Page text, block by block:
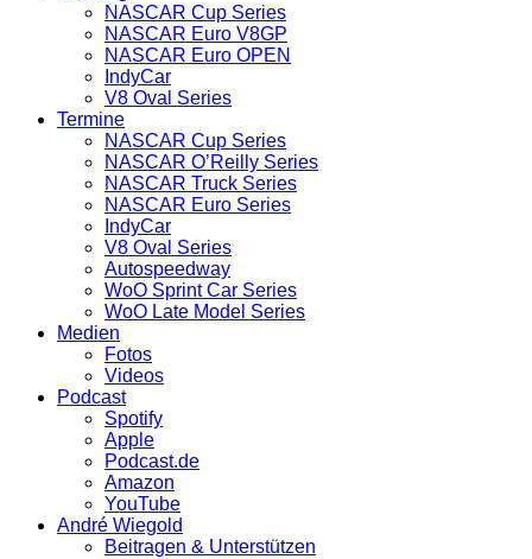
NASCAR Cup Series
NASCAR Euro V8GP
NASCAR Euro OPEN
IndyCar
V8 Oval Series
Termine
NASCAR Cup Series
NASCAR O’Reilly Series
NASCAR Truck Series
NASCAR Euro Series
IndyCar
V8 Oval Series
Autospeedway
WoO Sprint Car Series
WoO Late Model Series
Medien
Fotos
Videos
Podcast
Spotify
Apple
Podcast.de
Amazon
YouTube
André Wiegold
Beitragen & Unterstützen